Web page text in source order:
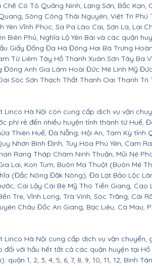
Chẽ Cô Tô Quảng Ninh, Lạng Sơn, Bắc Kạn,
Sông Công Thái Nguyên, Việt Trì Phú
Yên Vĩnh Phúc, Sa Pa Lào Cai, Sơn La, Lai
Biên Phủ, Nghĩa Lộ Yên Bái và các quận
Giấy Đống Đa Hà Đông Hai Bà Trưng
Từ Liêm Tây Hồ Thanh Xuân Sơn Tây Ba
Đông Anh Gia Lâm Hoài Đức Mê Linh Mỹ
Sóc Sơn Thạch Thất Thanh Oai Thanh Trì
Linco Hà Nội còn cung cấp dịch vụ vận
phí rẻ đến nhiều huyện tỉnh thành từ Huế,
Thiên Huế, Đà Nẵng, Hội An, Tam Kỳ tỉnh
Nhơn Bình Định, Tuy Hòa Phú Yên, Cam
Rang Tháp Chàm Ninh Thuận, Mũi Né
Lai, Kon Tum, Buôn Ma Thuột (Buôn Mê
(Đắc Nông Đăk Nông), Đà Lạt Bảo Lộc
Cai Lậy Cái Bè Mỹ Tho Tiền Giang,
Tre, Vĩnh Long, Trà Vinh, Sóc Trăng, Cái
Châu Đốc An Giang, Bạc Liêu, Cà Mau,
Linco Hà Nội cung cấp dịch vụ vận chuyển,
đối với hầu hết tất cả các quận huyện tại Hồ
quận 1, 2, 3, 4, 5, 6, 7, 8, 9, 10, 11, 12, Bình